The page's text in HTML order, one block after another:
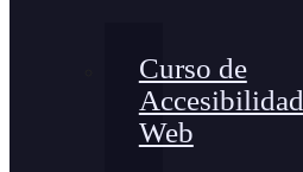
Curso de
Accesibilidad
Web